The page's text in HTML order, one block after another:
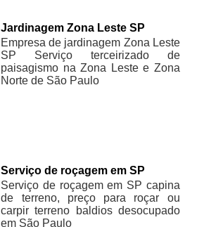
Jardinagem Zona Leste SP
Empresa de jardinagem Zona Leste
SP Serviço terceirizado de
paisagismo na Zona Leste e Zona
Norte de São Paulo
Serviço de roçagem em SP
Serviço de roçagem em SP capina
de terreno, preço para roçar ou
carpir terreno baldios desocupado
em São Paulo